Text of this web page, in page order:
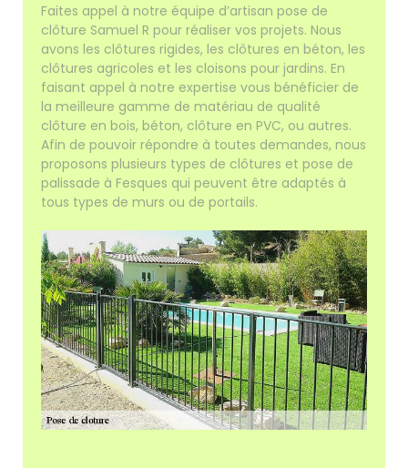
Faites appel à notre équipe d’artisan pose de
clôture Samuel R pour réaliser vos projets. Nous
avons les clôtures rigides, les clôtures en béton, les
clôtures agricoles et les cloisons pour jardins. En
faisant appel à notre expertise vous bénéficier de
la meilleure gamme de matériau de qualité
clôture en bois, béton, clôture en PVC, ou autres.
Afin de pouvoir répondre à toutes demandes, nous
proposons plusieurs types de clôtures et pose de
palissade à Fesques qui peuvent être adaptés à
tous types de murs ou de portails.